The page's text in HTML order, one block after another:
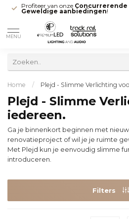
Profiteer van onze
Geweldige aanbiedingen!
MENU
Home / Plejd - Slimme Verlichting
Plejd - Slimme
iedereen.
Ga je binnenkort beginnen met
renovatieproject of wil je je ruimte
Met Plejd kun je eenvoudig slimme
introduceren.
Filters